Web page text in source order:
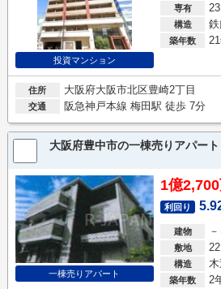
投資マンション
専有
構造 鉄
築年数
住所 大阪府大阪市北区豊崎2丁目
交通 阪急神戸本線 梅田駅 徒歩 7分
大阪府豊中市の一棟売りアパート
一棟売りアパート
1億
利回り
建物
敷地
構造 木
築年数 2